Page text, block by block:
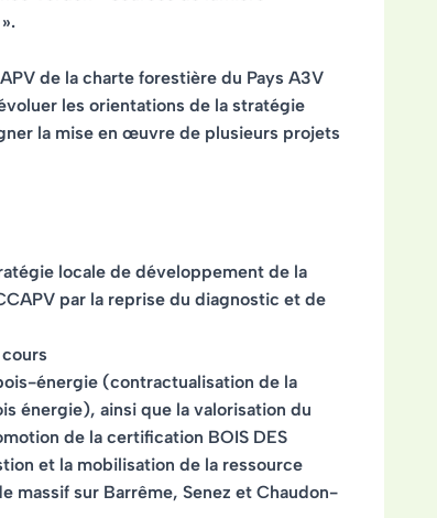
.
de la charte forestière du Pays A3V
les orientations de la stratégie
la mise en œuvre de plusieurs projets
locale de développement de la
par la reprise du diagnostic et de
énergie (contractualisation de la
énergie), ainsi que la valorisation du
de la certification BOIS DES
et la mobilisation de la ressource
massif sur Barrême, Senez et Chaudon-